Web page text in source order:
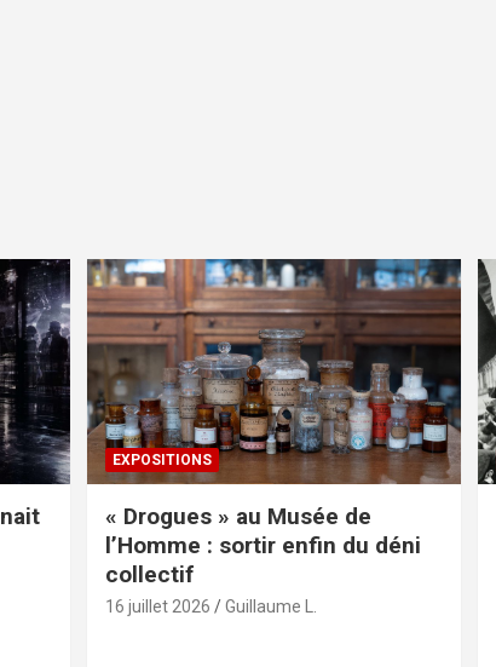
EXPOSITIONS
« Drogues » au Musée de
l’Homme : sortir enfin du déni
collectif
16 juillet 2026 Guillaume L.